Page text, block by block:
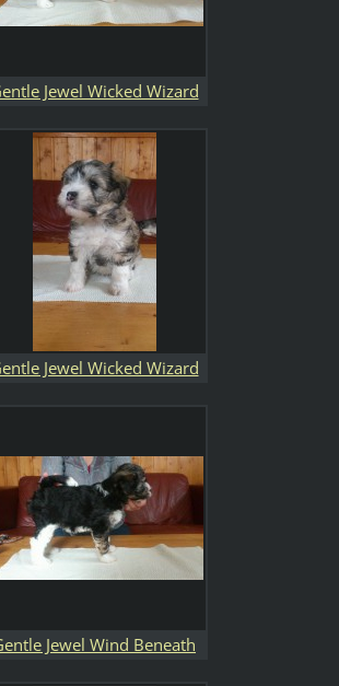
Jewel Wicked Wizard
Jewel Wicked Wizard
Jewel Wind Beneath